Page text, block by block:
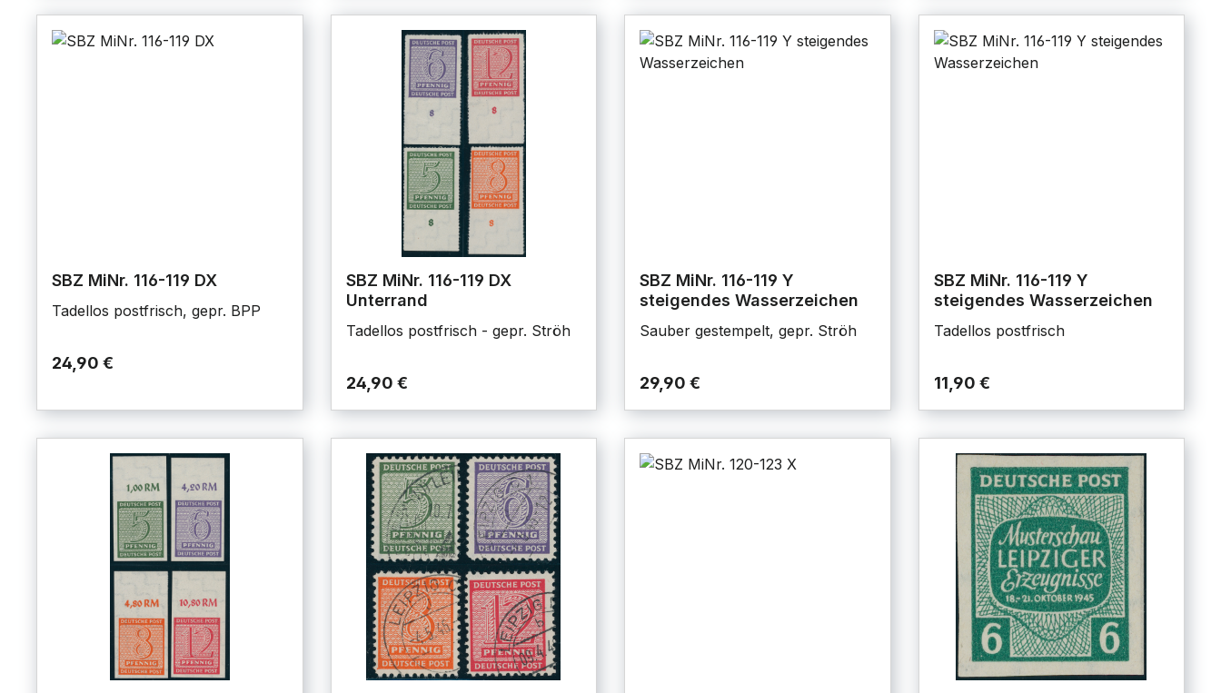
SBZ MiNr. 116-119 DX
Tadellos postfrisch, gepr. BPP
24,90 €
SBZ MiNr. 116-119 DX
Unterrand
Tadellos postfrisch - gepr. Ströh
24,90 €
SBZ MiNr. 116-119 Y
steigendes Wasserzeichen
Sauber gestempelt, gepr. Ströh
29,90 €
SBZ MiNr. 116-119 Y
steigendes Wasserzeichen
Tadellos postfrisch
11,90 €